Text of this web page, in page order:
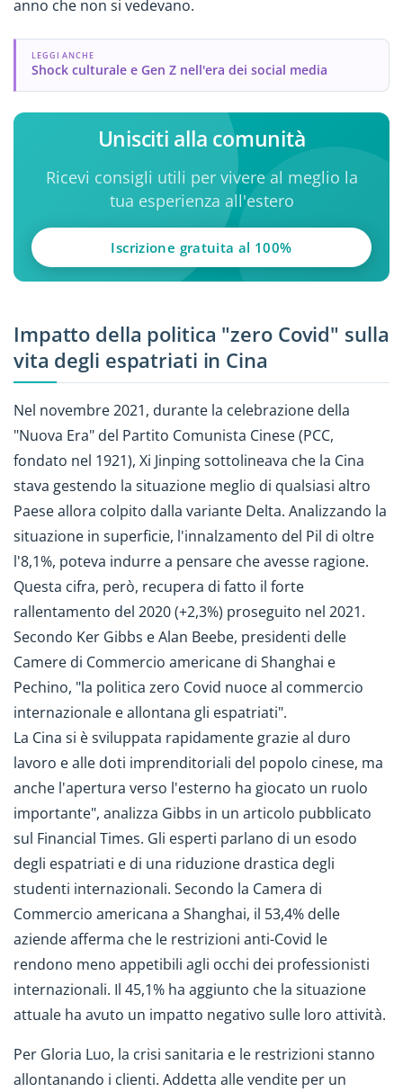
anno che non si vedevano.
LEGGI ANCHE
Shock culturale e Gen Z nell'era dei social media
Unisciti alla comunità
Ricevi consigli utili per vivere al meglio la
tua esperienza all'estero
Iscrizione gratuita al 100%
Impatto della politica "zero Covid" sulla
vita degli espatriati in Cina
Nel novembre 2021, durante la celebrazione della
"Nuova Era" del Partito Comunista Cinese (PCC,
fondato nel 1921), Xi Jinping sottolineava che la Cina
stava gestendo la situazione meglio di qualsiasi altro
Paese allora colpito dalla variante Delta. Analizzando la
situazione in superficie, l'innalzamento del Pil di oltre
l'8,1%, poteva indurre a pensare che avesse ragione.
Questa cifra, però, recupera di fatto il forte
rallentamento del 2020 (+2,3%) proseguito nel 2021.
Secondo Ker Gibbs e Alan Beebe, presidenti delle
Camere di Commercio americane di Shanghai e
Pechino, "la politica zero Covid nuoce al commercio
internazionale e allontana gli espatriati".
La Cina si è sviluppata rapidamente grazie al duro
lavoro e alle doti imprenditoriali del popolo cinese, ma
anche l'apertura verso l'esterno ha giocato un ruolo
importante", analizza Gibbs in un articolo pubblicato
sul Financial Times. Gli esperti parlano di un esodo
degli espatriati e di una riduzione drastica degli
studenti internazionali. Secondo la Camera di
Commercio americana a Shanghai, il 53,4% delle
aziende afferma che le restrizioni anti-Covid le
rendono meno appetibili agli occhi dei professionisti
internazionali. Il 45,1% ha aggiunto che la situazione
attuale ha avuto un impatto negativo sulle loro attività.
Per Gloria Luo, la crisi sanitaria e le restrizioni stanno
allontanando i clienti. Addetta alle vendite per un